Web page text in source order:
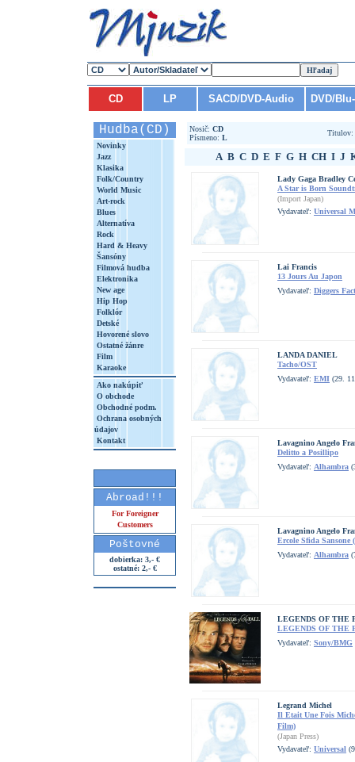
CD LP SACD/DVD-Audio DVD/
Hudba(CD)
Novinky
Jazz
Klasika
Folk/Country
World Music
Art-rock
Blues
Alternatíva
Rock
Hard & Heavy
Šansóny
Filmová hudba
Elektronika
New age
Hip Hop
Folklór
Detské
Hovorené slovo
Ostatné žánre
Film
Karaoke
Ako nakúpiť
O obchode
Obchodné podm.
Ochrana osobných
údajov
Kontakt
Abroad!!!
For Foreigner
Customers
Poštovné
dobierka: 3,- €
ostatné: 2,- €
Nosič: CD
Písmeno: L
A B C D E F G H CH I J
Lady Gaga Bradley
A Star is Born
(Import Japan)
Vydavateľ: Universal
Lai Francis
13 Jours Au Japon
Vydavateľ: Diggers
LANDA DANIEL
Tacho/OST
Vydavateľ: EMI (29.
Lavagnino Angelo
Delitto a Posillipo
Vydavateľ: Alhambra
Lavagnino Angelo
Ercole Sfida Sansone
Vydavateľ: Alhambra
LEGENDS OF THE
LEGENDS OF THE
Vydavateľ: Sony/BMG
Legrand Michel
Il Etait Une Fois
Film)
(Japan Press)
Vydavateľ: Universal